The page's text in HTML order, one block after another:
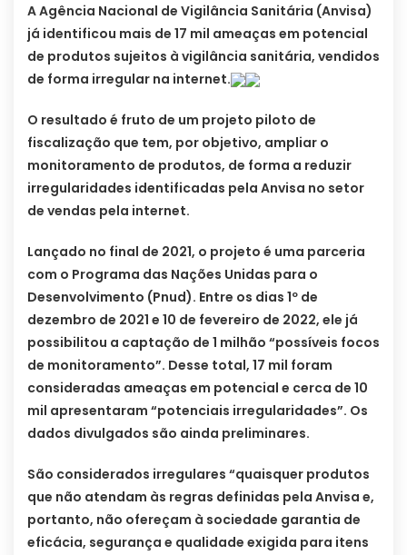
A Agência Nacional de Vigilância Sanitária (Anvisa)
já identificou mais de 17 mil ameaças em potencial
de produtos sujeitos à vigilância sanitária, vendidos
de forma irregular na internet.
O resultado é fruto de um projeto piloto de
fiscalização que tem, por objetivo, ampliar o
monitoramento de produtos, de forma a reduzir
irregularidades identificadas pela Anvisa no setor
de vendas pela internet.
Lançado no final de 2021, o projeto é uma parceria
com o Programa das Nações Unidas para o
Desenvolvimento (Pnud). Entre os dias 1º de
dezembro de 2021 e 10 de fevereiro de 2022, ele já
possibilitou a captação de 1 milhão “possíveis focos
de monitoramento”. Desse total, 17 mil foram
consideradas ameaças em potencial e cerca de 10
mil apresentaram “potenciais irregularidades”. Os
dados divulgados são ainda preliminares.
São considerados irregulares “quaisquer produtos
que não atendam às regras definidas pela Anvisa e,
portanto, não ofereçam à sociedade garantia de
eficácia, segurança e qualidade exigida para itens